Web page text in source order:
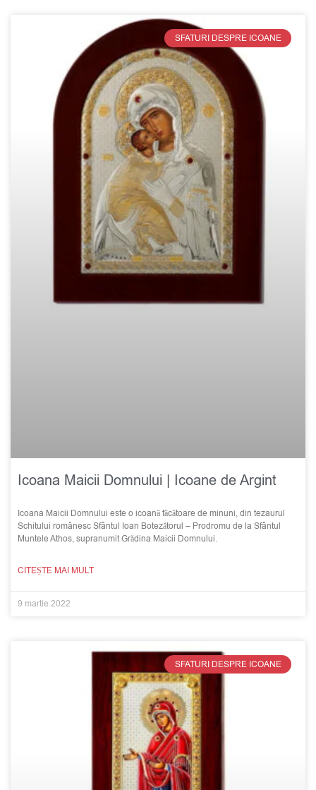
SFATURI DESPRE ICOANE
Icoana Maicii Domnului | Icoane de Argint
Icoana Maicii Domnului este o icoană făcătoare de minuni, din tezaurul
Schitului românesc Sfântul Ioan Botezătorul – Prodromu de la Sfântul
Muntele Athos, supranumit Grădina Maicii Domnului.
CITEȘTE MAI MULT
9 martie 2022
SFATURI DESPRE ICOANE